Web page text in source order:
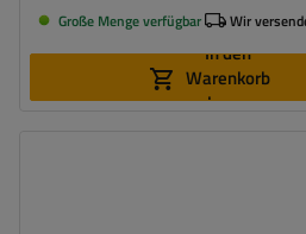
Große Menge verfügbar Wir
In den
Warenkorb
legen